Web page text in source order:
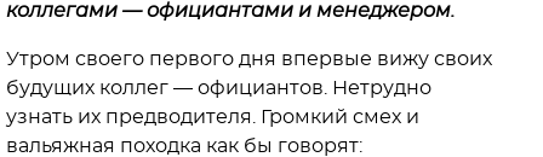
коллегами — официантами и менеджером.
Утром своего первого дня впервые вижу своих
будущих коллег — официантов. Нетрудно
узнать их предводителя. Громкий смех и
вальяжная походка как бы говорят: